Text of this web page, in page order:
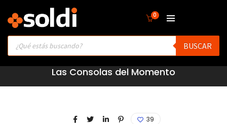
0
Products
search
BUSCAR
Las Consolas del Momento
39